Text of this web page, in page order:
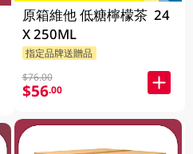
原箱維他 低糖檸檬茶 24
X 250ML
指定品牌送贈品
$76.00
$56.00